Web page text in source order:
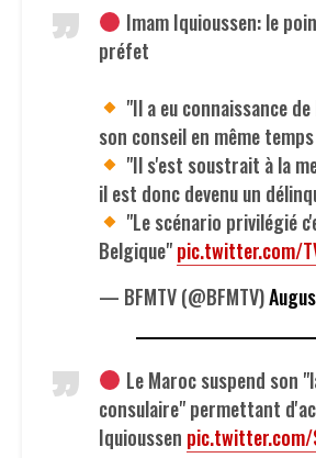
Imam Iquioussen: le
préfet
"Il a eu connaissance
son conseil en même
"Il s'est soustrait à la
il est donc devenu un
"Le scénario privilégié
Belgique"pic.twitter.com/
— BFMTV (@BFMTV)
Le Maroc suspend son
consulaire" permettant
Iquioussen pic.twitter.com/